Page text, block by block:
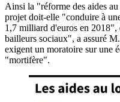
Ainsi la "réforme des aides
projet doit-elle "conduire à
1,7 milliard d'euros en 2018",
bailleurs sociaux", a assuré
exigent un moratoire sur une
"mortifère".